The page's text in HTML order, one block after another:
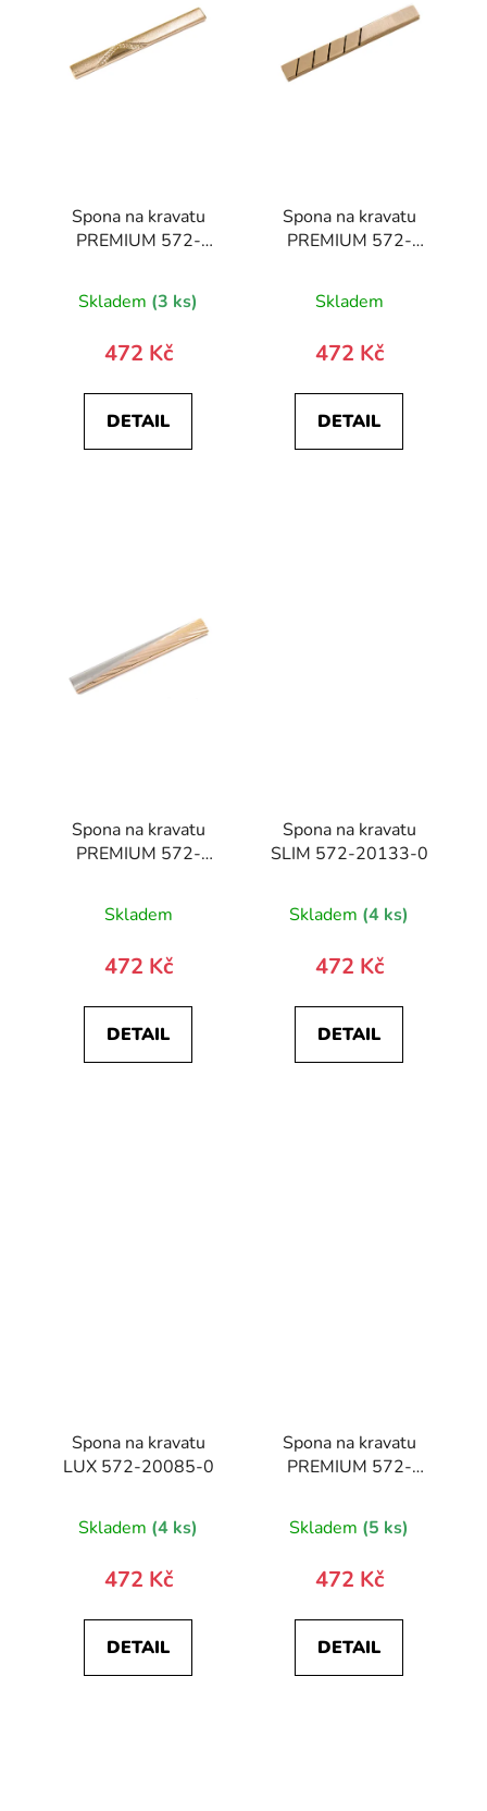
Spona na kravatu
PREMIUM 572-
Skladem (3 ks)
472 Kč
DETAIL
Spona na kravatu
PREMIUM 572-
Skladem
472 Kč
DETAIL
Spona na kravatu
PREMIUM 572-
Skladem
472 Kč
DETAIL
Spona na kravatu
SLIM 572-20133-0
Skladem (4 ks)
472 Kč
DETAIL
Spona na kravatu
LUX 572-20085-0
Skladem (4 ks)
472 Kč
DETAIL
Spona na kravatu
PREMIUM 572-
Skladem (5 ks)
472 Kč
DETAIL